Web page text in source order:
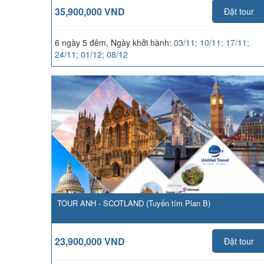
35,900,000 VND Đặt tour
6 ngày 5 đêm, Ngày khởi hành: 03/11; 10/11; 17/11;
24/11; 01/12; 08/12
TOUR ANH - SCOTLAND (Tuyến tím Plan B)
23,900,000 VND Đặt tour